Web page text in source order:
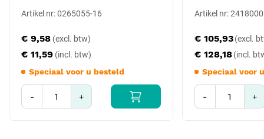
Reiniging: machinaal in een desinfecterende wasmachine,
CE-markering: medisch hulpmiddel
EAN: 8719169002733
Artikelnummer leverancier: B000312.13
Garantie: 5 jaar fabrieksgarantie
Artikel nr: 0265055-16
€ 11,59
€ 9,58
Speciaal voor u besteld
- +
Artikel nr:
€ 128,18
€ 105,93
Speciaal voor
- +